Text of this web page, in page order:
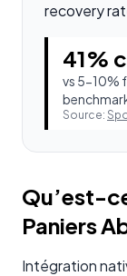
recovery
41%
vs 5-10%
Source:
Qu’est-
Paniers
Intégration